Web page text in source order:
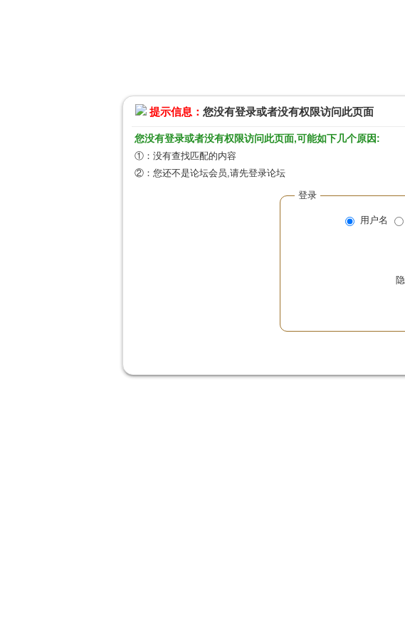
提示信息： 您没有登录或者没有权限访问此页面
您没有登录或者没有权限访问此页面,可能如下几个原因:
①：没有查找匹配的内容
②：您还不是论坛会员,请先登录论坛
登录
用户名